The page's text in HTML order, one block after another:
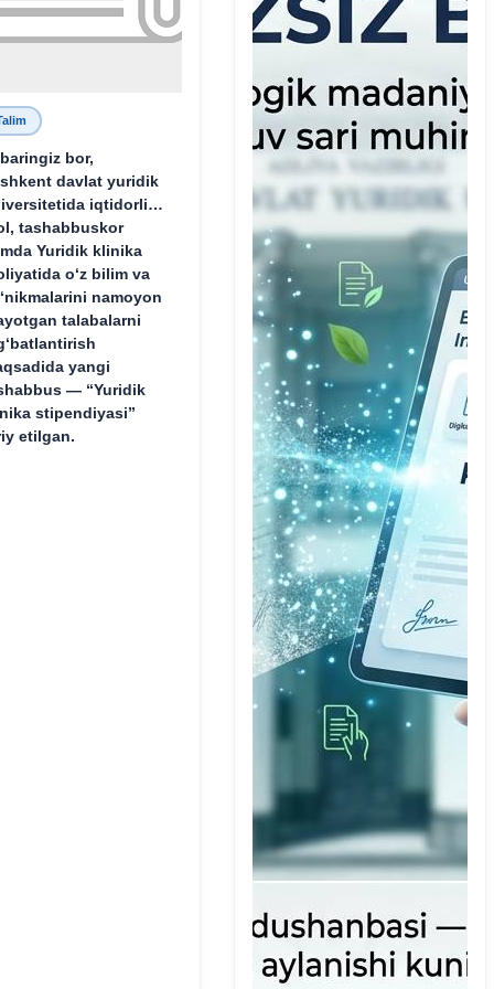
bor,
davlat yuridik
iqtidorli,
tashabbuskor
Yuridik klinika
o‘z bilim va
namoyon
talabalarni
yangi
— “Yuridik
stipendiyasi”
etilgan.